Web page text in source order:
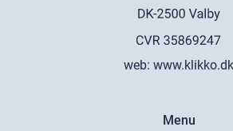
web: www.klikko.dk
Menu